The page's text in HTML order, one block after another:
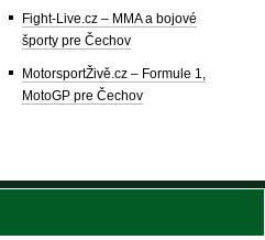
Fight-Live.cz – MMA a bojové
športy pre Čechov
MotorsportŽivě.cz – Formule 1,
MotoGP pre Čechov